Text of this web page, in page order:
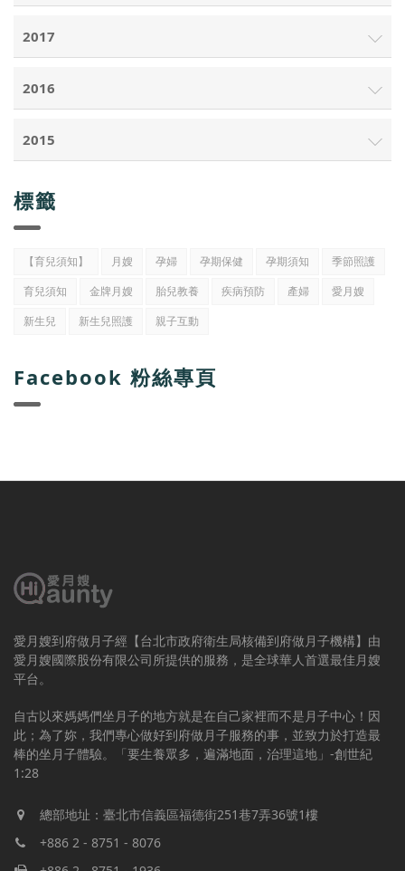
2017
2016
2015
標籤
【育兒須知】 月嫂 孕婦 孕期保健 孕期須知
季節照護
育兒須知
金牌月嫂 胎兒教養 疾病預防 產婦
愛月嫂
新生兒
新生兒照護 親子互動
Facebook 粉絲專頁
愛月嫂到府做月子經【台北市政府衛生局核備到府做月子機構】由
愛月嫂國際股份有限公司所提供的服務，是全球華人首選最佳月嫂
平台。
自古以來媽媽們坐月子的地方就是在自己家裡而不是月子中心！因
此；為了妳，我們專心做好到府做月子服務的事，並致力於打造最
棒的坐月子體驗。「要生養眾多，遍滿地面，治理這地」-創世紀
1:28
總部地址：臺北市信義區福德街251巷7弄36號1樓
+886 2 - 8751 - 8076